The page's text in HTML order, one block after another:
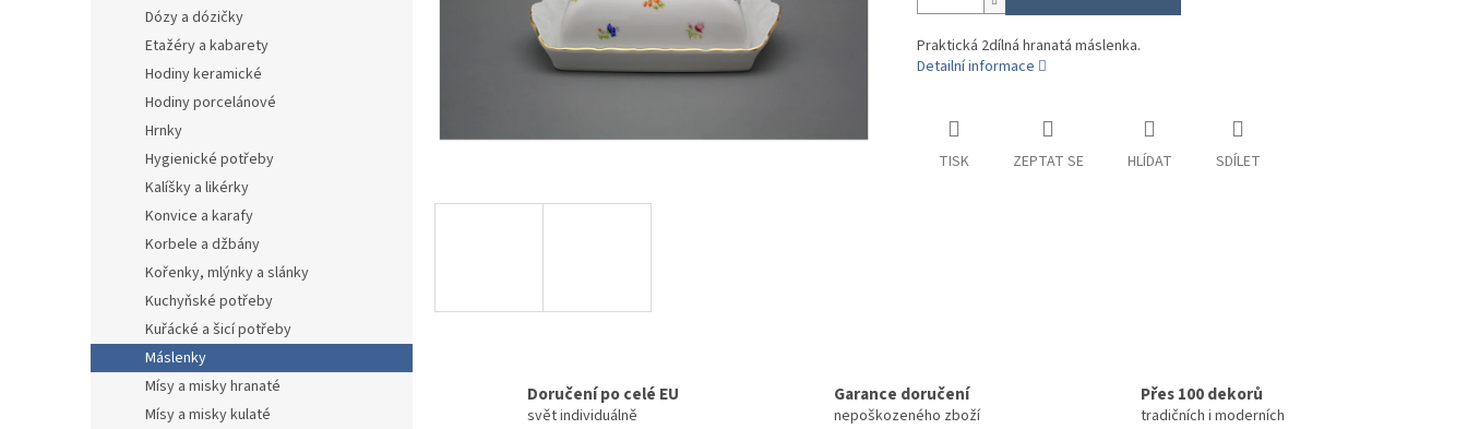
Dózy a dózičky
Etažéry a kabarety
Hodiny keramické
Hodiny porcelánové
Hrnky
Hygienické potřeby
Kalíšky a likérky
Konvice a karafy
Korbele a džbány
Kořenky, mlýnky a slánky
Kuchyňské potřeby
Kuřácké a šicí potřeby
Máslenky
Mísy a misky hranaté
Mísy a misky kulaté
Praktická 2dílná hranatá máslenka.
Detailní informace
TISK ZEPTAT SE HLÍDAT SDÍLET
Doručení po celé EU
svět individuálně
Garance doručení
nepoškozeného zboží
Přes 100 dekorů
tradičních i moderních